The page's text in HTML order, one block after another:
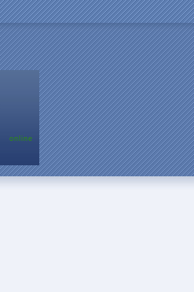
online